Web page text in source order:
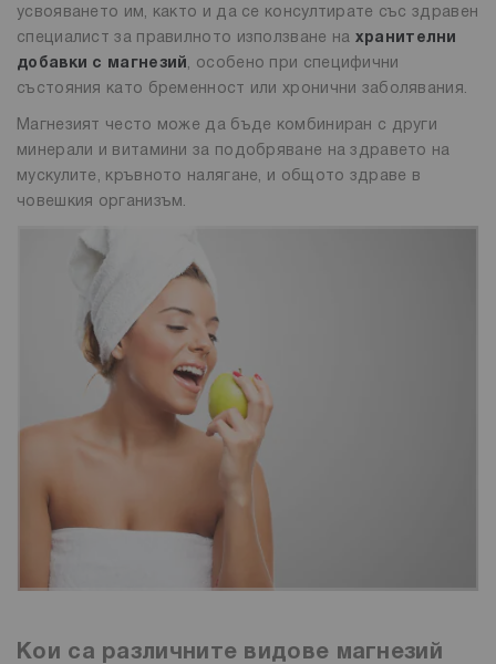
усвояването им, както и да се консултирате със здравен
специалист за правилното използване на хранителни
добавки с магнезий , особено при специфични
състояния като бременност или хронични заболявания.
Магнезият често може да бъде комбиниран с други
минерали и витамини за подобряване на здравето на
мускулите, кръвното налягане, и общото здраве в
човешкия организъм.
Кои са различните видове магнезий